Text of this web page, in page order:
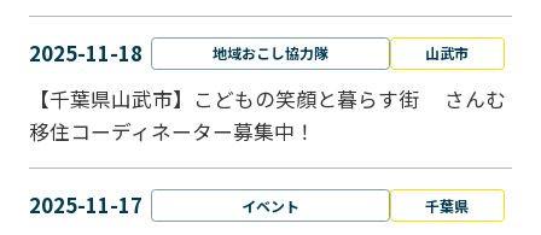
2025-11-18 地域おこし協力隊 山武市
【千葉県山武市】こどもの笑顔と暮らす街 さんむ
移住コーディネーター募集中！
2025-11-17 イベント 千葉県